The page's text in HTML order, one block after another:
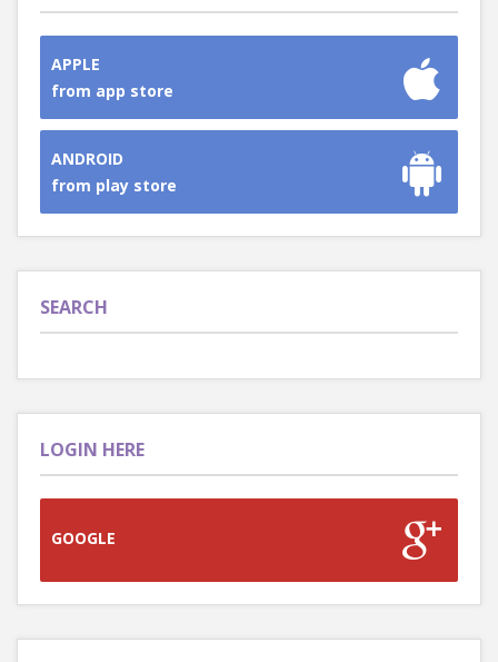
APPLE
from app store
ANDROID
from play store
SEARCH
LOGIN HERE
GOOGLE